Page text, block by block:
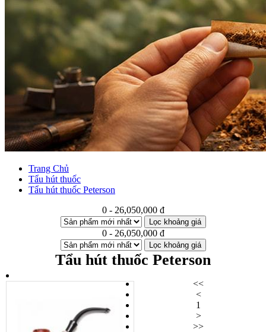
Trang Chủ
Tẩu hút thuốc
Tẩu hút thuốc Peterson
0 - 26,050,000 đ
Lọc khoảng giá
0 - 26,050,000 đ
Lọc khoảng giá
Tẩu hút thuốc Peterson
<<
<
1
>
>>